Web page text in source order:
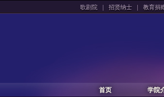
歌剧院 | 招贤纳士 | 教育捐
首页 学院